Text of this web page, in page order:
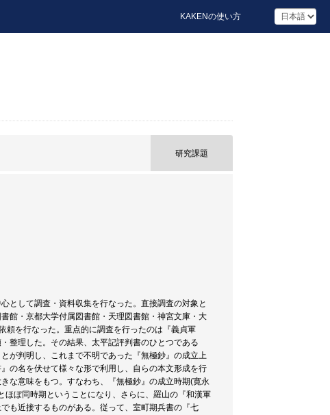
KAKENの使い方
研究課題
として調査・資料収集を行なった。直接調査の対象と
館・京都大学付属図書館・天理図書館・神宮文庫・大
頼を行なった。重点的に調査を行ったのは『義貞軍
整理した。その結果、太平記評判書のひとつである
が判明し、これまで不明であった『無極鈔』の成立上
の名を伏せて様々な形で利用し、自らの本文形成を行
な意味をもつ。すなわち、『無極鈔』の成立時期(寛永
ぼ同時期ということになり、さらに、羅山の『和漢軍
も近接するものがある。従って、室町期兵書の『七